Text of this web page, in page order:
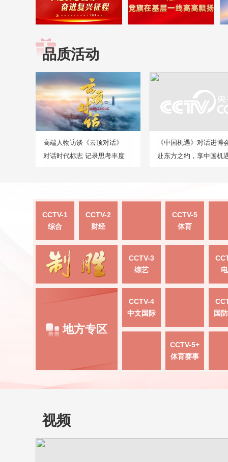
品质活动
高端人物访谈《云顶对话》
对话时代标志 记录思考丰度
《中国机遇》对话进博
赴东方之约，享中国机
CCTV-1
综合
CCTV-2
财经
CCTV-5
体育
CCTV-3
综艺
地方专区
CCTV-4
中文国际
国
CCTV-5+
体育赛事
视频